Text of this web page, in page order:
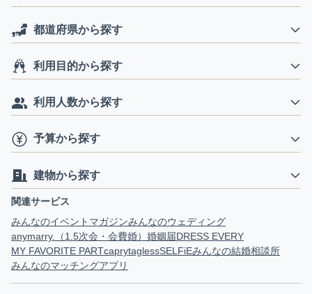
都道府県から探す
利用目的から探す
利用人数から探す
予算から探す
建物から探す
関連サービス
みんなのイベントマガジンみんなのウェディング
anymarry.（1.5次会・会費婚） 婚姻届DRESS EVERY
MY FAVORITE PARTcaprytaglessSELFiEみんなの結婚相談所
みんなのマッチングアプリ